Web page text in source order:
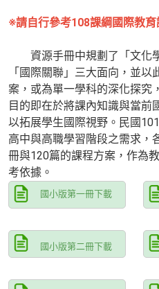
※請自行參考108課綱國際教育
資源手冊中規劃了「文化
「國際關聯」三大面向，並
案，或為單一學科的深化探究
目的即在於將課內知識與當前
以拓展學生國際視野。民國
高中與高職學習階段之需求，
冊與120篇的課程方案，作為
考依據。
國小版第一冊下載
國小版第二冊下載